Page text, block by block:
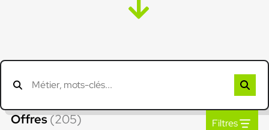
Offres(205) Filtres